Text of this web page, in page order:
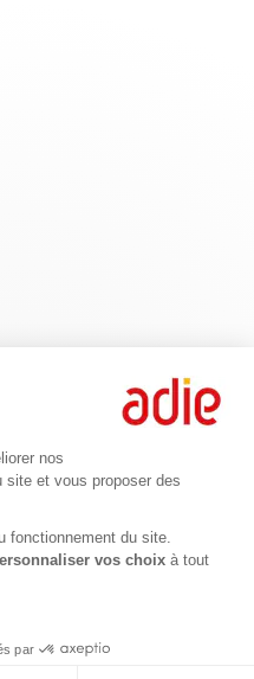
nos
site et vous proposer des
fonctionnement du site.
vos choix à tout
par